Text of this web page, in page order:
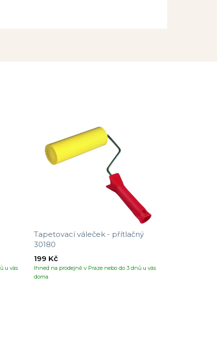
u vás
Tapetovací váleček - přítlačný
30180
Ihned na prodejně v Praze nebo do 3 dnů u vás
doma
199 Kč